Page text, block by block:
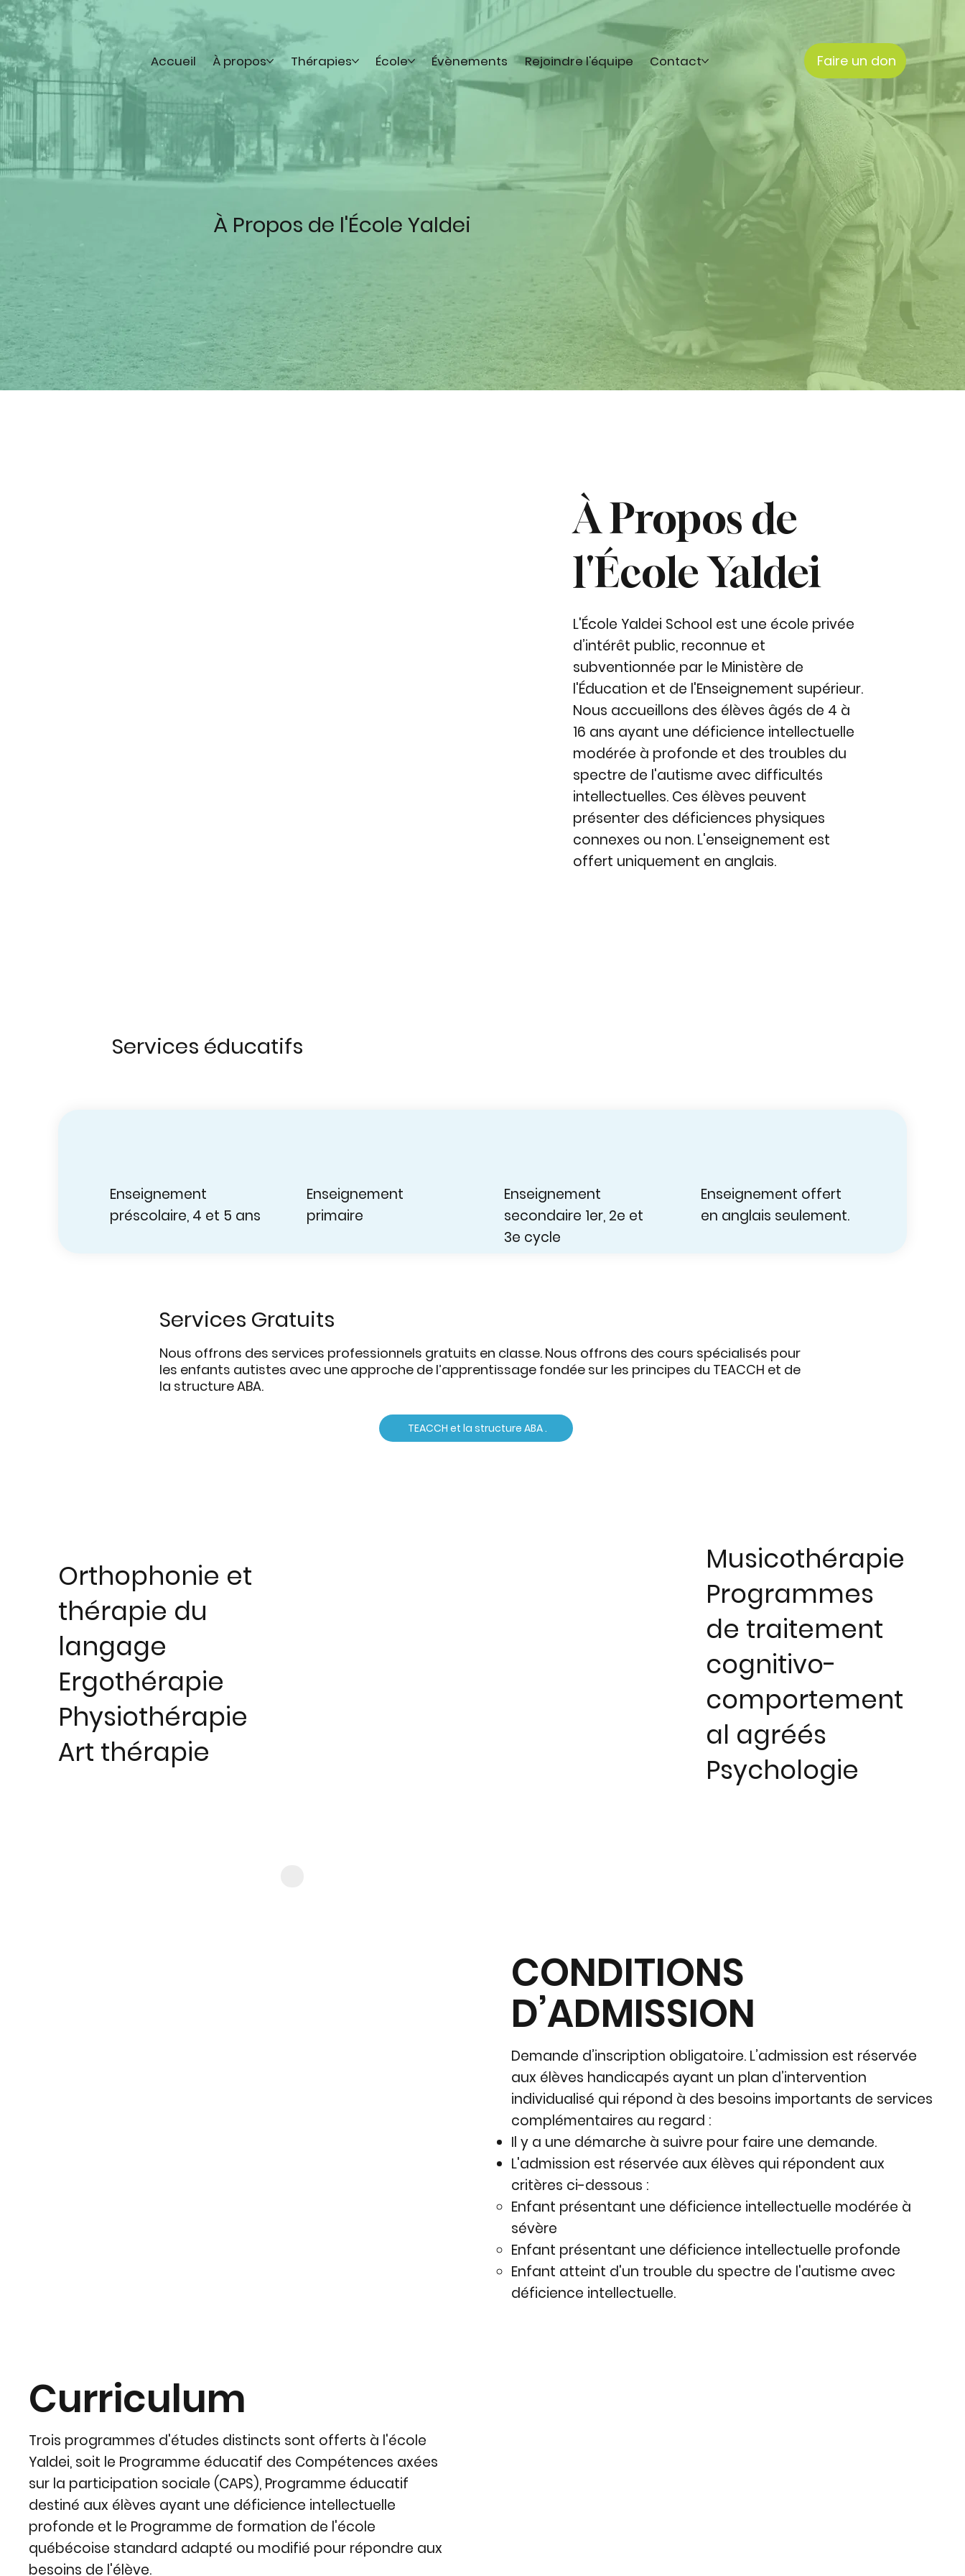
Accueil À propos Thérapies École Évènements Rejoindre l'équipe Contact Faire un don
À Propos de l'École Yaldei
À Propos de
l'École Yaldei
L'École Yaldei School est une école privée
d’intérêt public, reconnue et
subventionnée par le Ministère de
l'Éducation et de l'Enseignement supérieur.
Nous accueillons des élèves âgés de 4 à
16 ans ayant une déficience intellectuelle
modérée à profonde et des troubles du
spectre de l'autisme avec difficultés
intellectuelles. Ces élèves peuvent
présenter des déficiences physiques
connexes ou non. L'enseignement est
offert uniquement en anglais.
Services Gratuits
Nous offrons des services professionnels gratuits en classe. Nous offrons des cours spécialisés pour
les enfants autistes avec une approche de l’apprentissage fondée sur les principes du TEACCH et de
la structure ABA.
TEACCH et la structure ABA .
Orthophonie et
thérapie du
langage
Ergothérapie
Physiothérapie
Art thérapie
Musicothérapie
Programmes
de traitement
cognitivo-
comportement
al agréés
Psychologie
Services éducatifs
Enseignement
préscolaire, 4 et 5 ans
Enseignement
primaire
Enseignement
secondaire 1er, 2e et
3e cycle​
Enseignement offert
en anglais seulement.​
CONDITIONS
D’ADMISSION
Demande d’inscription obligatoire. L’admission est réservée
aux élèves handicapés ayant un plan d’intervention
individualisé qui répond à des besoins importants de services
complémentaires au regard :
Il y a une démarche à suivre pour faire une demande.
L'admission est réservée aux élèves qui répondent aux
critères ci-dessous :
Enfant présentant une déficience intellectuelle modérée à
sévère
Enfant présentant une déficience intellectuelle profonde
Enfant atteint d'un trouble du spectre de l'autisme avec
déficience intellectuelle.
Curriculum
Trois programmes d'études distincts sont offerts à l'école
Yaldei, soit le Programme éducatif des Compétences axées
sur la participation sociale (CAPS), Programme éducatif
destiné aux élèves ayant une déficience intellectuelle
profonde et le Programme de formation de l'école
québécoise standard adapté ou modifié pour répondre aux
besoins de l'élève.